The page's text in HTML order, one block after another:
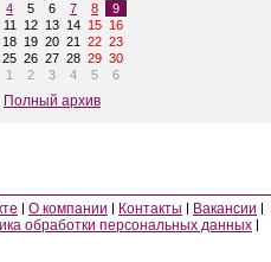
4 5 6 7 8
9
11 12 13 14 15 16
18 19 20 21 22 23
25 26 27 28 29 30
1 2 3 4 5 6
Полный архив
О компании Контакты
Вакансии
обработки персональных данных